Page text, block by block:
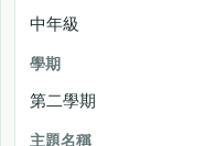
中年級
第二學期